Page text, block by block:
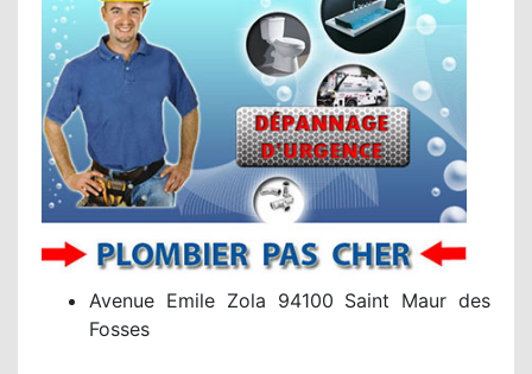
Avenue Emile Zola 94100 Saint Maur des
Fosses